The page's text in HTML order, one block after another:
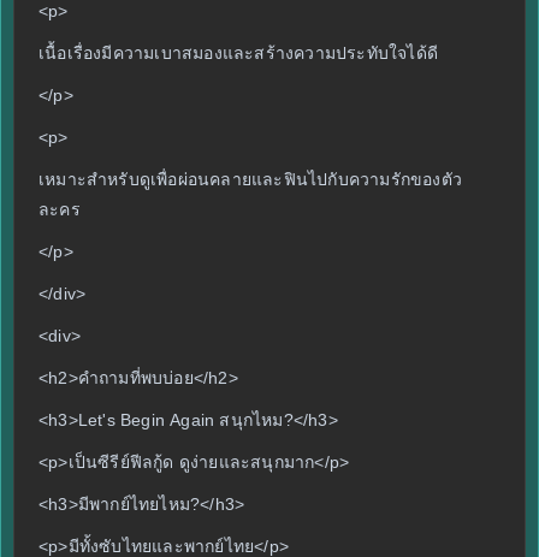
<p>
เนื้อเรื่องมีความเบาสมองและสร้างความประทับใจได้ดี
</p>
<p>
เหมาะสำหรับดูเพื่อผ่อนคลายและฟินไปกับความรักของตัว
ละคร
</p>
</div>
<div>
<h2>คำถามที่พบบ่อย</h2>
<h3>Let's Begin Again สนุกไหม?</h3>
<p>เป็นซีรีย์ฟีลกู้ด ดูง่ายและสนุกมาก</p>
<h3>มีพากย์ไทยไหม?</h3>
<p>มีทั้งซับไทยและพากย์ไทย</p>